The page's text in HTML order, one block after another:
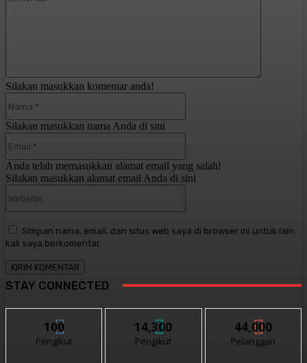
Silakan masukkan komentar anda!
Silakan masukkan nama Anda di sini
Anda telah memasukkan alamat email yang salah!
Silakan masukkan alamat email Anda di sini
Simpan nama, email, dan situs web saya di browser ini untuk lain
kali saya berkomentar.
STAY CONNECTED
100
Pengikut
14,300
Pengikut
44,000
Pelanggan